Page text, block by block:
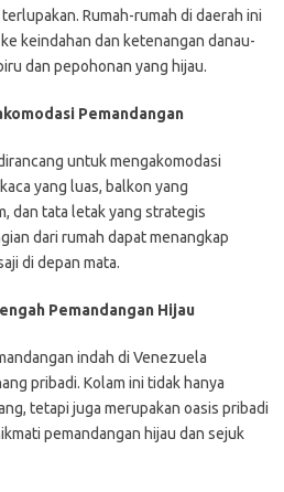
Rumah-rumah di daerah ini
keindahan dan ketenangan danau-
dan pepohonan yang hijau.
Pemandangan
untuk mengakomodasi
yang luas, balkon yang
dan tata letak yang strategis
dari rumah dapat menangkap
di depan mata.
Pemandangan Hijau
indah di Venezuela
pribadi. Kolam ini tidak hanya
tetapi juga merupakan oasis pribadi
pemandangan hijau dan sejuk